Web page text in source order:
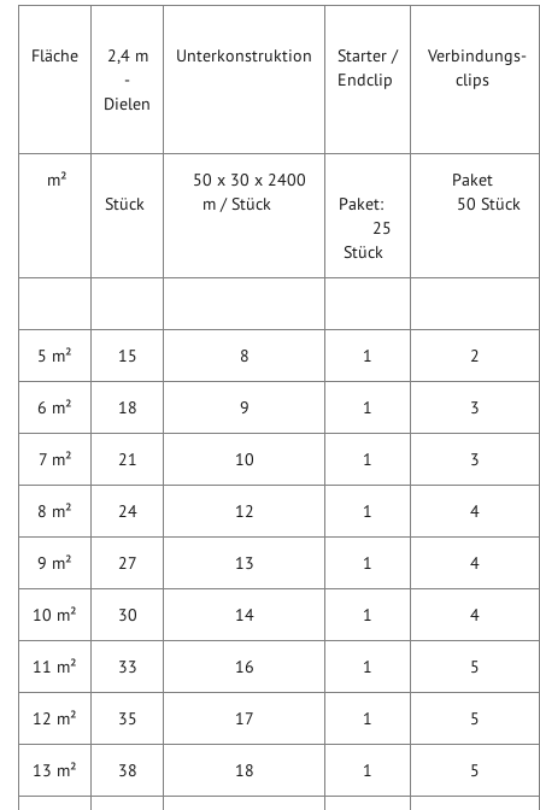
Fläche
2,4 m
-
Dielen
Unterkonstruktion
Starter /
Endclip
Verbindungs-
clips
m²
Stück
50 x 30 x 2400
m / Stück
Paket:
25
Stück
Paket
50 Stück
5 m² 15 8 1 2
6 m² 18 9 1 3
7 m² 21 10 1 3
8 m² 24 12 1 4
9 m² 27 13 1 4
10 m² 30 14 1 4
11 m² 33 16 1 5
12 m² 35 17 1 5
13 m² 38 18 1 5